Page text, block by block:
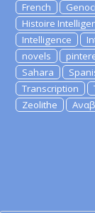
French
Histoire
Intelligence
novels
Sahara
Transcription
Zeolithe